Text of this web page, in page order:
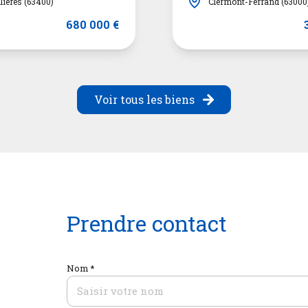
680 000 €
Voir tous les biens
Prendre contact
Nom *